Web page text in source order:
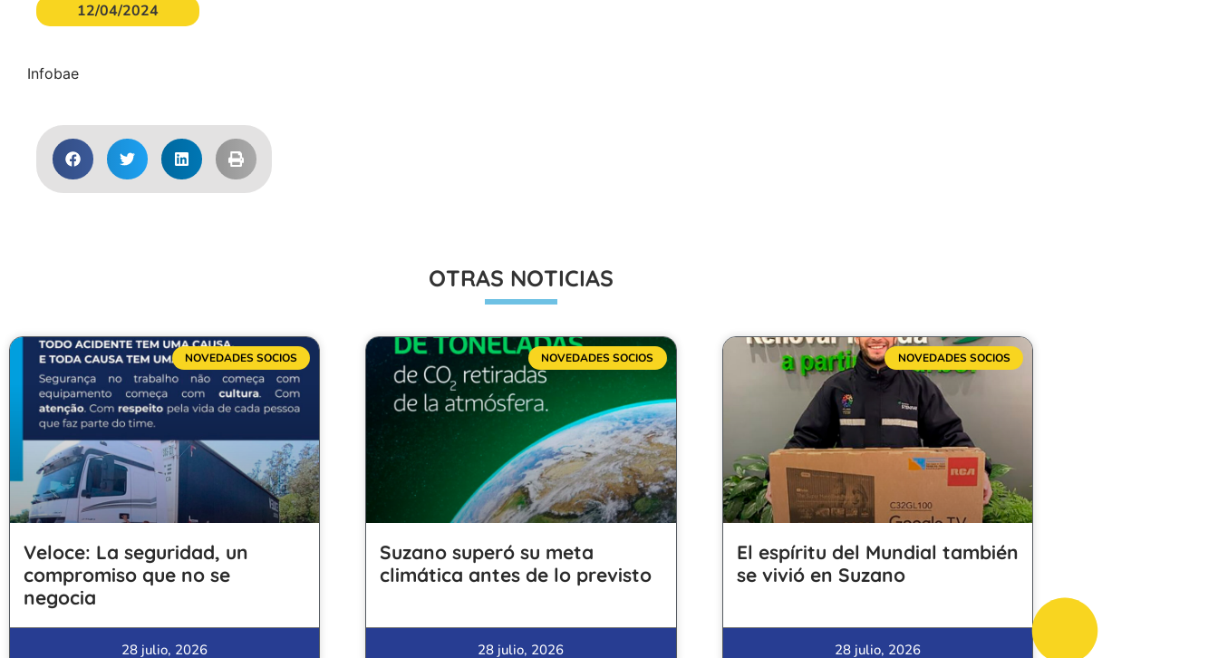
12/04/2024
Infobae
OTRAS NOTICIAS
NOVEDADES SOCIOS
Veloce: La seguridad, un
compromiso que no se
negocia
28 julio, 2026
NOVEDADES SOCIOS
Suzano superó su meta
climática antes de lo previsto
28 julio, 2026
NOVEDADES SOCIOS
El espíritu del Mundial también
se vivió en Suzano
28 julio, 2026